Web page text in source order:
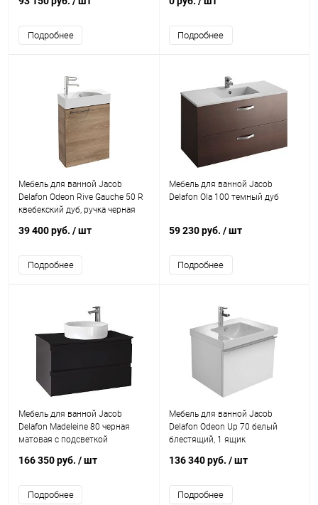
Подробнее Подробнее
Мебель для ванной Jacob
Delafon Odeon Rive Gauche 50 R
квебекский дуб, ручка черная
39 400 руб. / шт
Подробнее
Мебель для ванной Jacob
Delafon Ola 100 темный дуб
59 230 руб. / шт
Подробнее
Мебель для ванной Jacob
Delafon Madeleine 80 черная
матовая с подсветкой
166 350 руб. / шт
Подробнее
Мебель для ванной Jacob
Delafon Odeon Up 70 белый
блестящий, 1 ящик
136 340 руб. / шт
Подробнее